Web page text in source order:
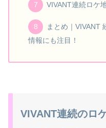
VIVANT連続ロケ
まとめ｜VIVANT
情報にも注目！
VIVANT連続のロ